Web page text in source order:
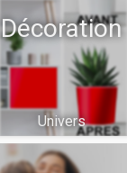
Décoration
Univers